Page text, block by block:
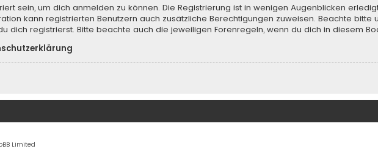
sein, um dich anmelden zu können. Die Registrierung ist in wenigen Augenblicken
kann registrierten Benutzern auch zusätzliche Berechtigungen zuweisen. Beachte bitte
dich registrierst. Bitte beachte auch die jeweiligen Forenregeln, wenn du dich in diesem
Limited